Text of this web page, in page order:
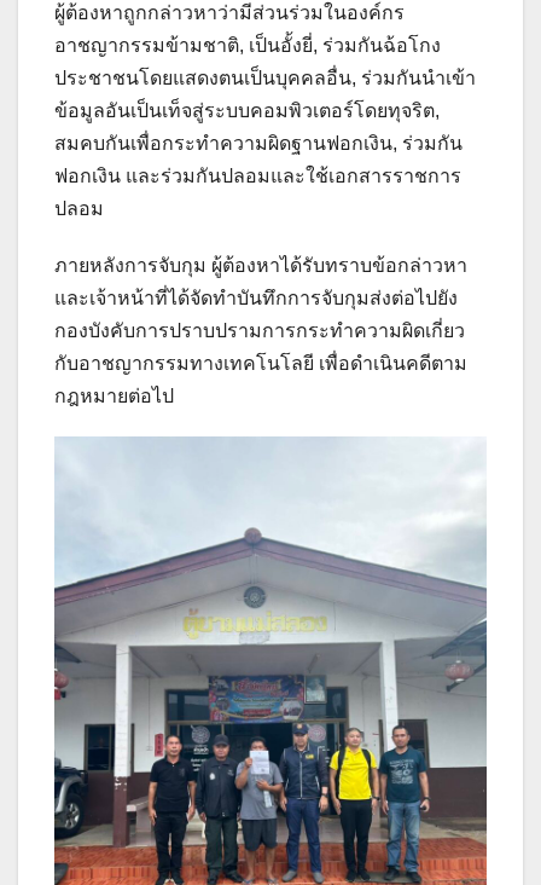
ผู้ต้องหาถูกกล่าวหาว่ามีส่วนร่วมในองค์กร
อาชญากรรมข้ามชาติ, เป็นอั้งยี่, ร่วมกันฉ้อโกง
ประชาชนโดยแสดงตนเป็นบุคคลอื่น, ร่วมกันนำเข้า
ข้อมูลอันเป็นเท็จสู่ระบบคอมพิวเตอร์โดยทุจริต,
สมคบกันเพื่อกระทำความผิดฐานฟอกเงิน, ร่วมกัน
ฟอกเงิน และร่วมกันปลอมและใช้เอกสารราชการ
ปลอม
ภายหลังการจับกุม ผู้ต้องหาได้รับทราบข้อกล่าวหา
และเจ้าหน้าที่ได้จัดทำบันทึกการจับกุมส่งต่อไปยัง
กองบังคับการปราบปรามการกระทำความผิดเกี่ยว
กับอาชญากรรมทางเทคโนโลยี เพื่อดำเนินคดีตาม
กฎหมายต่อไป